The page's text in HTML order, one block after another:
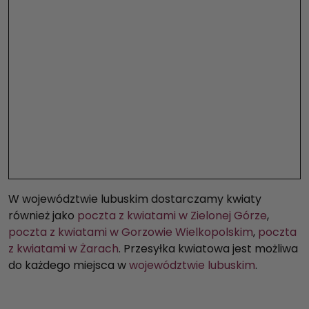
W województwie lubuskim dostarczamy kwiaty
również jako poczta z kwiatami w Zielonej Górze,
poczta z kwiatami w Gorzowie Wielkopolskim, poczta
z kwiatami w Żarach. Przesyłka kwiatowa jest możliwa
do każdego miejsca wwojewództwie lubuskim.